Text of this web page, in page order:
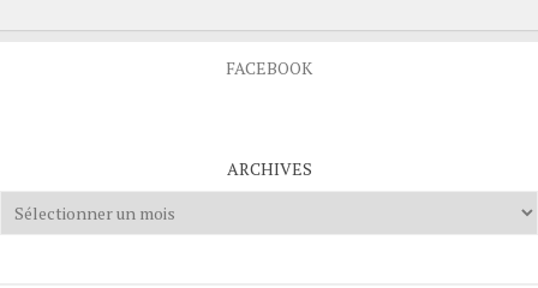
FACEBOOK
ARCHIVES
Archives